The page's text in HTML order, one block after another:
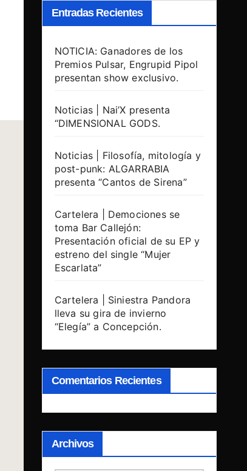
Entradas Recientes
NOTICIA: Ganadores de los
Premios Pulsar, Engrupid Pipol
presentan show exclusivo.
Noticias | Nai’X presenta
“DIMENSIONAL GODS.
Noticias | Filosofía, mitología y
post-punk: ALGARRABIA
presenta “Cantos de Sirena”
Cartelera | Demociones se
toma Bar Callejón:
Presentación oficial de su EP y
estreno del single “Mujer
Escarlata”
Cartelera | Siniestra Pandora
lleva su gira de invierno
“Elegía” a Concepción.
Comentarios Recientes
Archivos